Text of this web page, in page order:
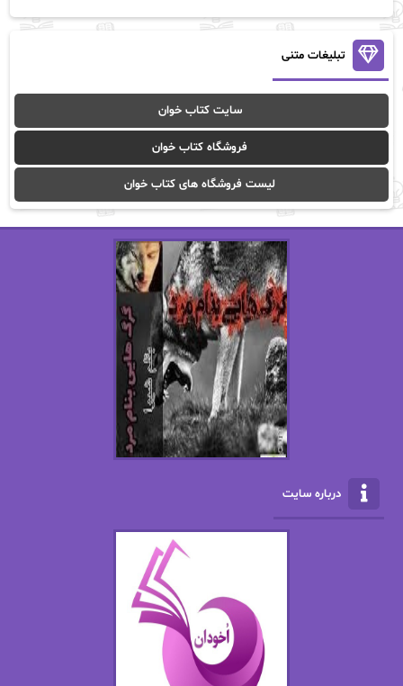
آن ماری سلینکو آنا تاد
آنالیا
آوا موسوی آیدا (Aixi)
آیدا باقری آیسان صادقی
ا_اصغر زاده ا_اصغرزاده
اریک مورگنشترن از نیلوفر لاری
استل مسکم
اصغر زاده
اکرم محمدی
الف صاد
الکساندر دوما
الناز پاکپور‌
الناز محمدی
امیر فرهی
باران
بهار سلطانی
بهاره شیرازی
تبلیغات متنی
سایت کتاب خوان
فروشگاه کتاب خوان
لیست فروشگاه های کتاب خوان
درباره سایت